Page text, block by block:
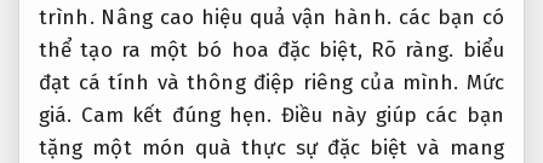
trình. Nâng cao hiệu quả vận hành. các bạn có
thể tạo ra một bó hoa đặc biệt, Rõ ràng. biểu
đạt cá tính và thông điệp riêng của mình. Mức
giá. Cam kết đúng hẹn. Điều này giúp các bạn
tặng một món quà thực sự đặc biệt và mang